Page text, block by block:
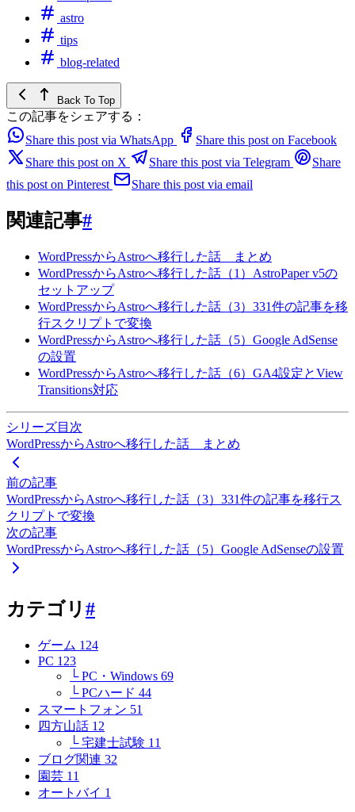
astro
tips
blog-related
Back To Top
この記事をシェアする：
Share this post via WhatsApp
Share this post on Facebook
Share this post on X
Share this post via Telegram
Share
this post on Pinterest
Share this post via email
関連記事#
WordPressからAstroへ移行した話 まとめ
WordPressからAstroへ移行した話（1）AstroPaper v5の
セットアップ
WordPressからAstroへ移行した話（3）331件の記事を移
行スクリプトで変換
WordPressからAstroへ移行した話（5）Google AdSense
の設置
WordPressからAstroへ移行した話（6）GA4設定とView
Transitions対応
シリーズ目次
WordPressからAstroへ移行した話 まとめ
前の記事
WordPressからAstroへ移行した話（3）331件の記事を移行ス
クリプトで変換
次の記事
WordPressからAstroへ移行した話（5）Google AdSenseの設置
カテゴリ #
ゲーム 124
PC 123
└ PC・Windows 69
└ PCハード 44
スマートフォン 51
四方山話 12
└ 宅建士試験 11
ブログ関連 32
園芸 11
オートバイ 1